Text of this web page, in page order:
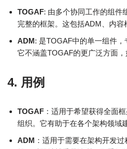
TOGAF: 由多个协同工作的组件
完整的框架。这包括ADM、内容
ADM: 是TOGAF中的单一组件，
它不涵盖TOGAF的更广泛方面，
4. 用例
TOGAF ：适用于希望获得全面
组织。它有助于在各个架构领域
ADM ：适用于需要在架构开发